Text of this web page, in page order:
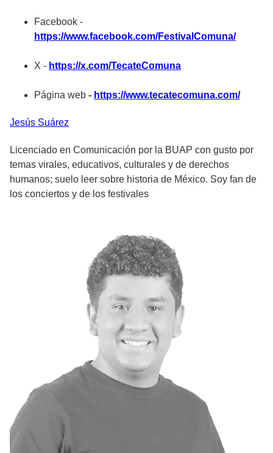
Facebook -
https://www.facebook.com/FestivalComuna/
X - https://x.com/TecateComuna
Página web - https://www.tecatecomuna.com/
Jesús Suárez
Licenciado en Comunicación por la BUAP con gusto por
temas virales, educativos, culturales y de derechos
humanos; suelo leer sobre historia de México. Soy fan de
los conciertos y de los festivales